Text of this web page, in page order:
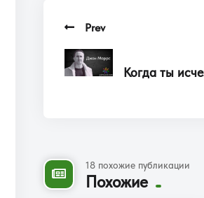
Prev
Когда ты
18 похожие публикации
Похожие